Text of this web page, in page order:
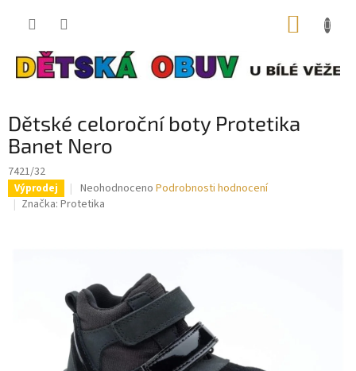
Dětské celoroční boty Protetika
Banet Nero
7421/32
Výprodej
Průměrné
hodnocení
hvězdiček.
Neohodnoceno Podrobnosti hodnocení
Značka: Protetika